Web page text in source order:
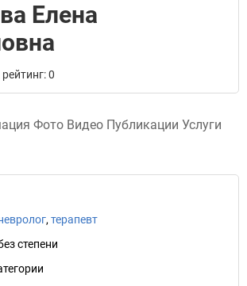
Елена
0
Фото Видео Публикации Услуги
, терапевт
степени